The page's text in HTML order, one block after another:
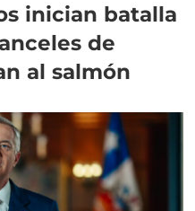
inician batalla
de
al salmón